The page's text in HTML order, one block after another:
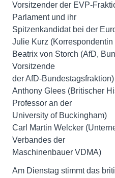
Vorsitzender der EVP-
Parlament und ihr
Spitzenkandidat bei der
Julie Kurz
Beatrix von Storch (AfD,
Vorsitzende
der AfD-Bundestagsfraktion)
Anthony Glees (Britischer
Professor an der
University of Buckingham)
Carl Martin Welcker
Verbandes der
Maschinenbauer VDMA)
Am Dienstag stimmt das